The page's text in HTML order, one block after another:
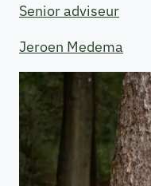
Senior adviseur
Jeroen Medema